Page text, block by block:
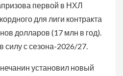
первой в НХЛ
для лиги контракта
долларов (17 млн в год).
силу с сезона-2026/27.
установил новый